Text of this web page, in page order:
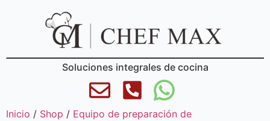
Soluciones integrales de cocina
Inicio / Shop / Equipo de preparación de